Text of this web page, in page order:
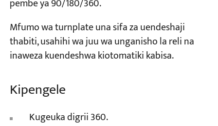
pembe ya 90/180/360.
Mfumo wa turnplate una sifa za uendeshaji
thabiti, usahihi wa juu wa unganisho la reli na
inaweza kuendeshwa kiotomatiki kabisa.
Kipengele
Kugeuka digrii 360.